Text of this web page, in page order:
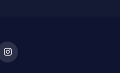
Instagram